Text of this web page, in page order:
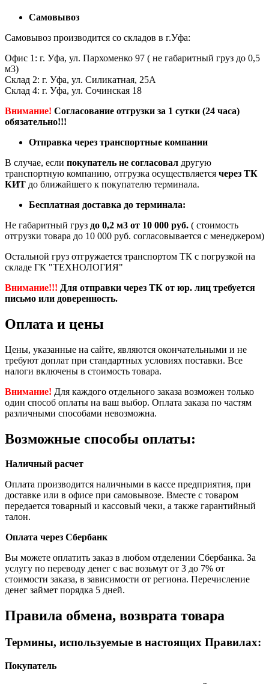
Самовывоз
Самовывоз производится со складов в г.Уфа:
Офис 1: г. Уфа, ул. Пархоменко 97 ( не габаритный груз до 0,5
м3)
Склад 2: г. Уфа, ул. Силикатная, 25А
Склад 4: г. Уфа, ул. Сочинская 18
Внимание! Согласование отгрузки за 1 сутки (24 часа)
обязательно!!!
Отправка через транспортные компании
В случае, если покупатель не согласовал другую
транспортную компанию, отгрузка осуществляется через ТК
КИТ до ближайшего к покупателю терминала.
Бесплатная доставка до терминала:
Не габаритный груз до 0,2 м3 от 10 000 руб. ( стоимость
отгрузки товара до 10 000 руб. согласовывается с менеджером)
Остальной груз отгружается транспортом ТК с погрузкой на
складе ГК "ТЕХНОЛОГИЯ"
Внимание!!! Для отправки через ТК от юр. лиц требуется
письмо или доверенность.
Оплата и цены
Цены, указанные на сайте, являются окончательными и не
требуют доплат при стандартных условиях поставки. Все
налоги включены в стоимость товара.
Внимание! Для каждого отдельного заказа возможен только
один способ оплаты на ваш выбор. Оплата заказа по частям
различными способами невозможна.
Возможные способы оплаты:
Наличный расчет
Оплата производится наличными в кассе предприятия, при
доставке или в офисе при самовывозе. Вместе с товаром
передается товарный и кассовый чеки, а также гарантийный
талон.
Оплата через Сбербанк
Вы можете оплатить заказ в любом отделении Сбербанка. За
услугу по переводу денег с вас возьмут от 3 до 7% от
стоимости заказа, в зависимости от региона. Перечисление
денег займет порядка 5 дней.
Правила обмена, возврата товара
Термины, используемые в настоящих Правилах:
Покупатель